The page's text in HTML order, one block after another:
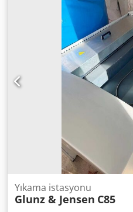
Yıkama istasyonu
Glunz & Jensen C85